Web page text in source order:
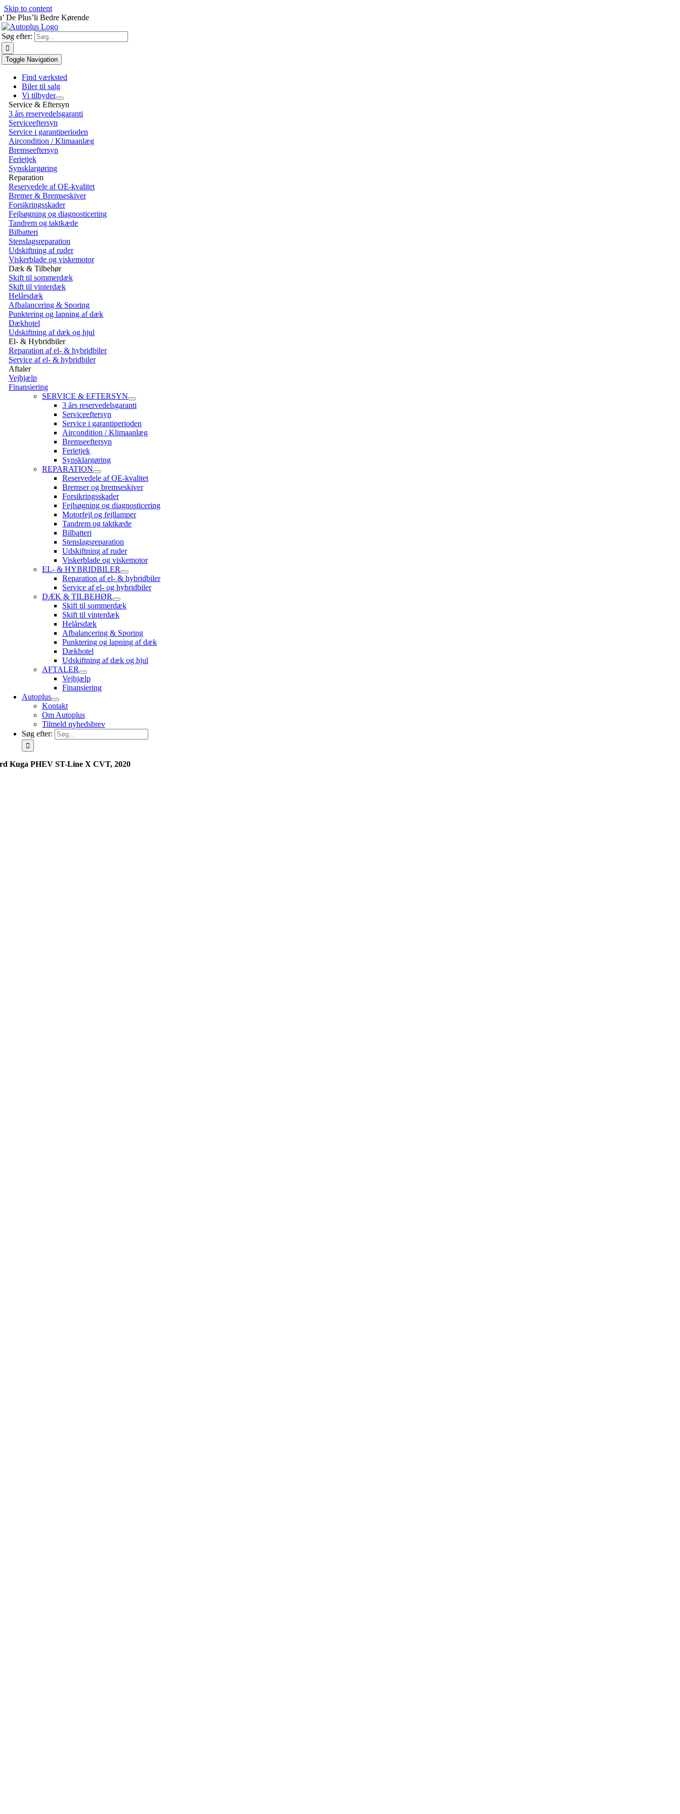
Skip to content
De Plus’li Bedre Kørende
Søg efter:
Toggle Navigation
Find værksted
Biler til salg
Vi tilbyder
Service & Eftersyn
3 års reservedelsgaranti
Serviceeftersyn
Service i garantiperioden
Aircondition / Klimaanlæg
Bremseeftersyn
Ferietjek
Synsklargøring
Reparation
Reservedele af OE-kvalitet
Bremer & Bremseskiver
Forsikringsskader
Fejlsøgning og diagnosticering
Tandrem og taktkæde
Bilbatteri
Stenslagsreparation
Udskiftning af ruder
Viskerblade og viskemotor
Dæk & Tilbehør
Skift til sommerdæk
Skift til vinterdæk
Helårsdæk
Afbalancering & Sporing
Punktering og lapning af dæk
Dækhotel
Udskiftning af dæk og hjul
El- & Hybridbiler
Reparation af el- & hybridbiler
Service af el- & hybridbiler
Aftaler
Vejhjælp
Finansiering
SERVICE & EFTERSYN
3 års reservedelsgaranti
Serviceeftersyn
Service i garantiperioden
Aircondition / Klimaanlæg
Bremseeftersyn
Ferietjek
Synsklargøring
REPARATION
Reservedele af OE-kvalitet
Bremser og bremseskiver
Forsikringsskader
Fejlsøgning og diagnosticering
Motorfejl og fejllamper
Tandrem og taktkæde
Bilbatteri
Stenslagsreparation
Udskiftning af ruder
Viskerblade og viskemotor
EL- & HYBRIDBILER
Reparation af el- & hybridbiler
Service af el- og hybridbiler
DÆK & TILBEHØR
Skift til sommerdæk
Skift til vinterdæk
Helårsdæk
Afbalancering & Sporing
Punktering og lapning af dæk
Dækhotel
Udskiftning af dæk og hjul
AFTALER
Vejhjælp
Finansiering
Autoplus
Kontakt
Om Autoplus
Tilmeld nyhedsbrev
Søg efter:
Kuga PHEV ST-Line X CVT, 2020